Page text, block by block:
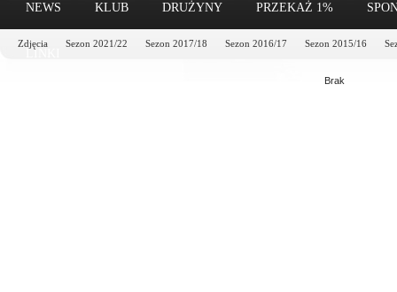
NEWS KLUB DRUŻYNY PRZEKAŻ 1%
Zdjęcia Sezon 2021/22 Sezon 2017/18 Sezon 2016/17 Sezon 2015/16
LINKI
Brak